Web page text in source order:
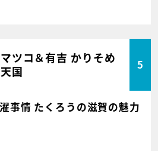
マツコ＆有吉 かりそめ
天国
5
事情 たくろうの滋賀の魅力